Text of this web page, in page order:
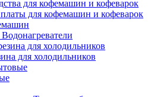
для кофемашин и кофеварок
для кофемашин и кофеварок
Водонагреватели
для холодильников